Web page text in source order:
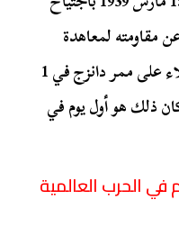
أشهر أعلن عن مقاومته لمعاهدة
فرساي، فقرر اجتياح بولندا والاستيلاء على ممر دانزج في 1
5 و35 صباحًا وكان ذلك هو أول يوم في
يوم في الحرب العالمية